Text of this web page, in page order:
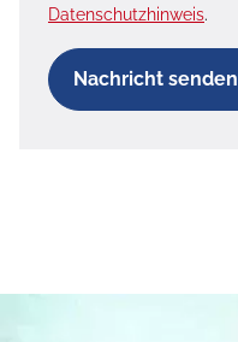
Datenschutzhinweis.
Nachricht senden